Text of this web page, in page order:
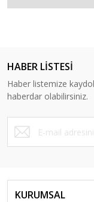
HABER LİSTESİ
Haber listemize
haberdar olabilirsiniz.
KURUMSAL